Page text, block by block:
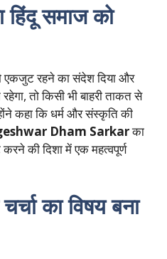
हिंदू समाज को
एकजुट रहने का संदेश दिया और
तो किसी भी बाहरी ताकत से
कहा कि धर्म और संस्कृति की
Dham Sarkarका
की दिशा में एक महत्वपूर्ण
का विषय बना